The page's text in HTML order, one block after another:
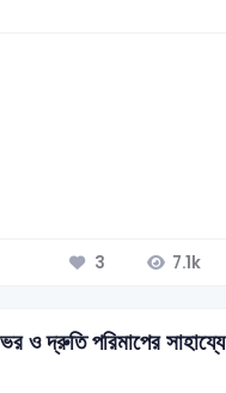
3 7.1k
দ্রুতি পরিমাপের সাহায্যে